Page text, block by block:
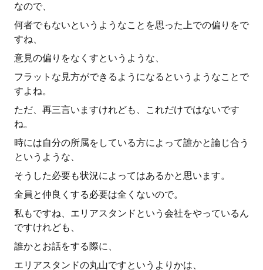
なので、
何者でもないというようなことを思った上での偏りをで
すね、
意見の偏りをなくすというような、
フラットな見方ができるようになるというようなことで
すよね。
ただ、再三言いますけれども、これだけではないです
ね。
時には自分の所属をしている方によって誰かと論じ合う
というような、
そうした必要も状況によってはあるかと思います。
全員と仲良くする必要は全くないので。
私もですね、エリアスタンドという会社をやっているん
ですけれども、
誰かとお話をする際に、
エリアスタンドの丸山ですというよりかは、